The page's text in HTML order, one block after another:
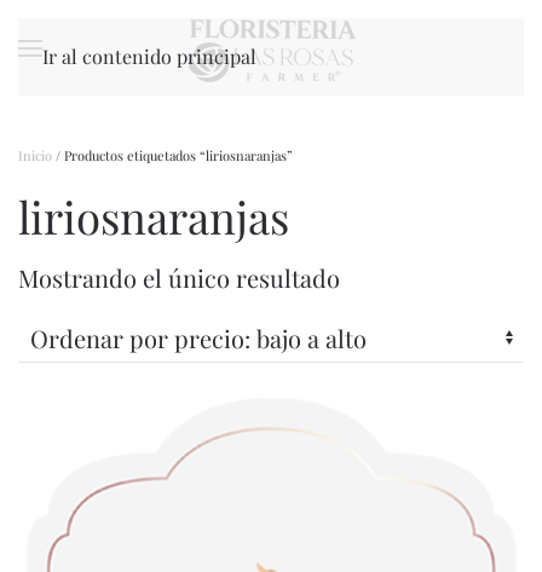
Ir al contenido principal
Inicio / Productos etiquetados “liriosnaranjas”
liriosnaranjas
Mostrando el único resultado